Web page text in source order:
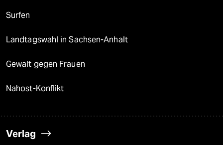
Surfen
Landtagswahl in Sachsen-Anhalt
Gewalt gegen Frauen
Nahost-Konflikt
Verlag